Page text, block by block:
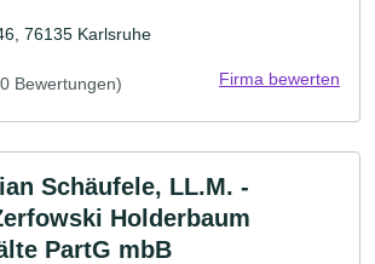
76135 Karlsruhe
Bewertungen) Firma bewerten
Schäufele, LL.M. -
Holderbaum
PartG mbB